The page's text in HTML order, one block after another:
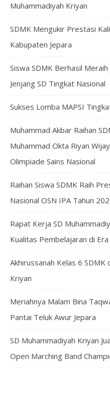
Muhammadiyah Kriyan
SDMK Mengukir Prestasi
Kabupaten Jepara
Siswa SDMK Berhasil
Jenjang SD Tingkat Nasional
Sukses Lomba MAPSI
Muhammad Akbar Raihan
Muhammad Okta Riyan
Olimpiade Sains Nasional
Raihan Siswa SDMK Raih
Nasional OSN IPA Tahun
Rapat Kerja SD
Kualitas Pembelajaran di
Akhirussanah Kelas 6 SDMK
Kriyan
Meriahnya Malam Bina
Pantai Teluk Awur Jepara
SD Muhammadiyah Kriyan
Open Marching Band